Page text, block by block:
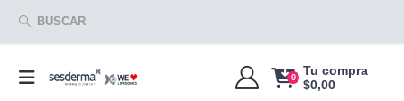
BUSCAR
0
Tu compra
$0,00